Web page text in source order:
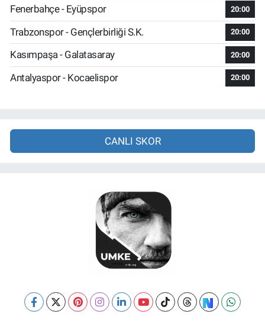
Fenerbahçe - Eyüpspor 20:00
Trabzonspor - Gençlerbirliği S.K. 20:00
Kasımpaşa - Galatasaray 20:00
Antalyaspor - Kocaelispor 20:00
CANLI SKOR